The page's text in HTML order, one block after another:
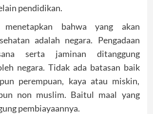
pendidikan.
bahwa yang akan
adalah negara. Pengadaan
serta jaminan ditanggung
negara. Tidak ada batasan baik
perempuan, kaya atau miskin,
non muslim. Baitul maal yang
pembiayaannya.